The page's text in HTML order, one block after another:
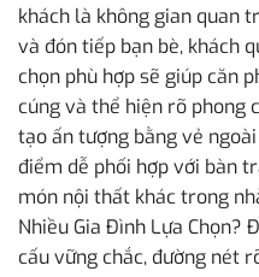
khách là không gian quan
và đón tiếp bạn bè, khách
chọn phù hợp sẽ giúp căn
cúng và thể hiện rõ phong
tạo ấn tượng bằng vẻ
điểm dễ phối hợp với bàn
món nội thất khác trong
Nhiều Gia Đình Lựa Chọn?
cấu vững chắc, đường nét